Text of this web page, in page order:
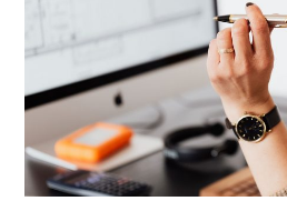
strong,
positive
perception